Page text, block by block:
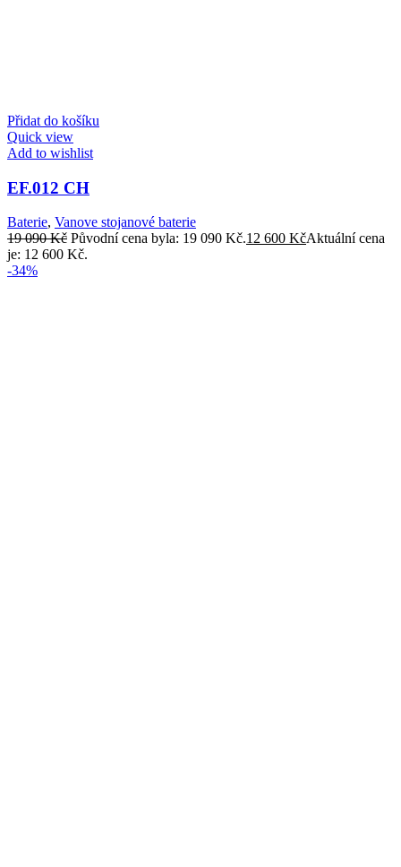
Přidat do košíku
Quick view
Add to wishlist
EF.012 CH
Baterie, Vanove stojanové baterie
19 090Kč Původní cena byla: 19 090 Kč.12 600 KčAktuální cena
je: 12 600 Kč.
-34%